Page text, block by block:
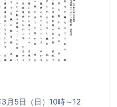
5日（日）10時～12